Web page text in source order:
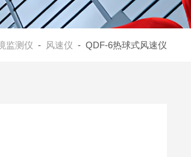
监测仪 - 风速仪 - QDF-6热球式风速仪